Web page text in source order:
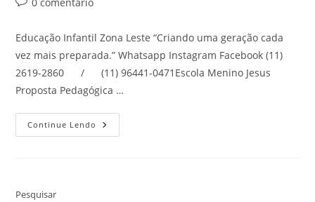
post:
Educação Infantil Zona Leste “Criando uma geração cada
vez mais preparada.” Whatsapp Instagram Facebook (11)
2619-2860 / (11) 96441-0471Escola Menino Jesus
Proposta Pedagógica …
Continue Lendo Educação
Infantil
Pesquisar